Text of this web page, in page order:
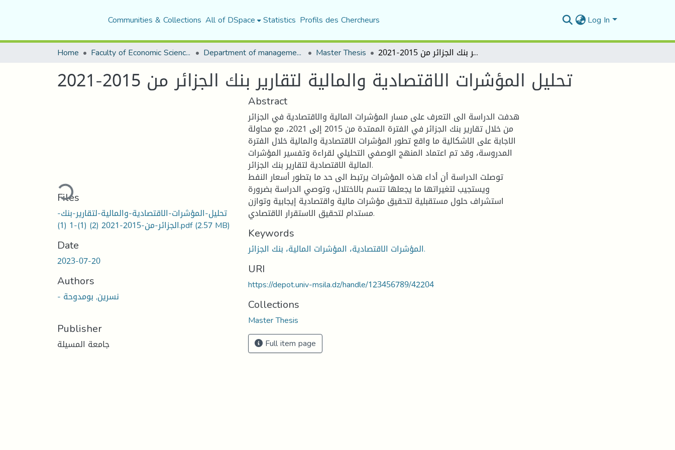
Communities & Collections All of DSpace Statistics Profils des Chercheurs Log In
Home Faculty of Economic Sciences, Commerce and Management Sciences Department of management sciences Master Thesis تحليل المؤشرات الاقتصادية والمالية لتقارير بنك الجزائر من 2015-2021
تحليل المؤشرات الاقتصادية والمالية لتقارير بنك الجزائر من 2015-2021
Loading...
Files
تحليل-المؤشرات-الاقتصادية-والمالية-لتقارير-بنك-
الجزائر-من-2015-2021 (2) (1)-1 (1).pdf(2.57 MB)
Date
2023-07-20
Authors
- نسرين, بومدوحة
Publisher
جامعة المسيلة
Abstract
هدفت الدراسة الى التعرف على مسار المؤشرات المالية والاقتصادية في الجزائر
من خلال تقارير بنك الجزائر في الفترة الممتدة من 2015 إلى 2021، مع محاولة
الاجابة على الاشكالية ما واقع تطور المؤشرات الاقتصادية والمالية خلال الفترة
المدروسة، وقد تم اعتماد المنهج الوصفي التحليلي لقراءة وتفسير المؤشرات
المالية الاقتصادية لتقارير بنك الجزائر.
توصلت الدراسة أن أداء هذه المؤشرات يرتبط الى حد ما بتطور أسعار النفط
ويستجيب لتغيراتها ما يجعلها تتسم بالاختلال، وتوصي الدراسة بضرورة
استشراف حلول مستقبلية لتحقيق مؤشرات مالية واقتصادية إيجابية وتوازن
مستدام لتحقيق الاستقرار الاقتصادي.
Keywords
المؤشرات الاقتصادية، المؤشرات المالية، بنك الجزائر.
URI
https://depot.univ-msila.dz/handle/123456789/42204
Collections
Master Thesis
Full item page